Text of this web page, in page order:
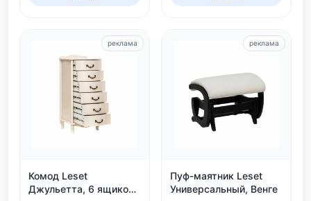
Комод Leset
Джульетта, 6 ящиков,
реклама
Пуф-маятник Leset
Универсальный, Венге
реклама